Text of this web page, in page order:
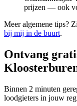
prijzen — ook
Meer algemene tips?
bij mij in de buurt.
Ontvang
Binnen 2 minuten
loodgieters in jouw